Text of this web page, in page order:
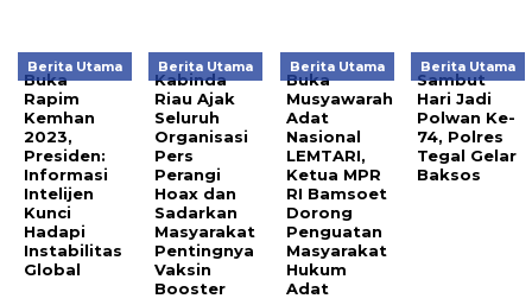
Berita Utama
Buka
Rapim
Kemhan
2023,
Presiden:
Informasi
Intelijen
Kunci
Hadapi
Instabilitas
Global
Berita Utama
Kabinda
Riau Ajak
Seluruh
Organisasi
Pers
Perangi
Hoax dan
Sadarkan
Masyarakat
Pentingnya
Vaksin
Booster
Berita Utama
Buka
Musyawarah
Adat
Nasional
LEMTARI,
Ketua MPR
RI Bamsoet
Dorong
Penguatan
Masyarakat
Hukum
Adat
Berita Utama
Sambut
Hari Jadi
Polwan Ke-
74, Polres
Tegal Gelar
Baksos